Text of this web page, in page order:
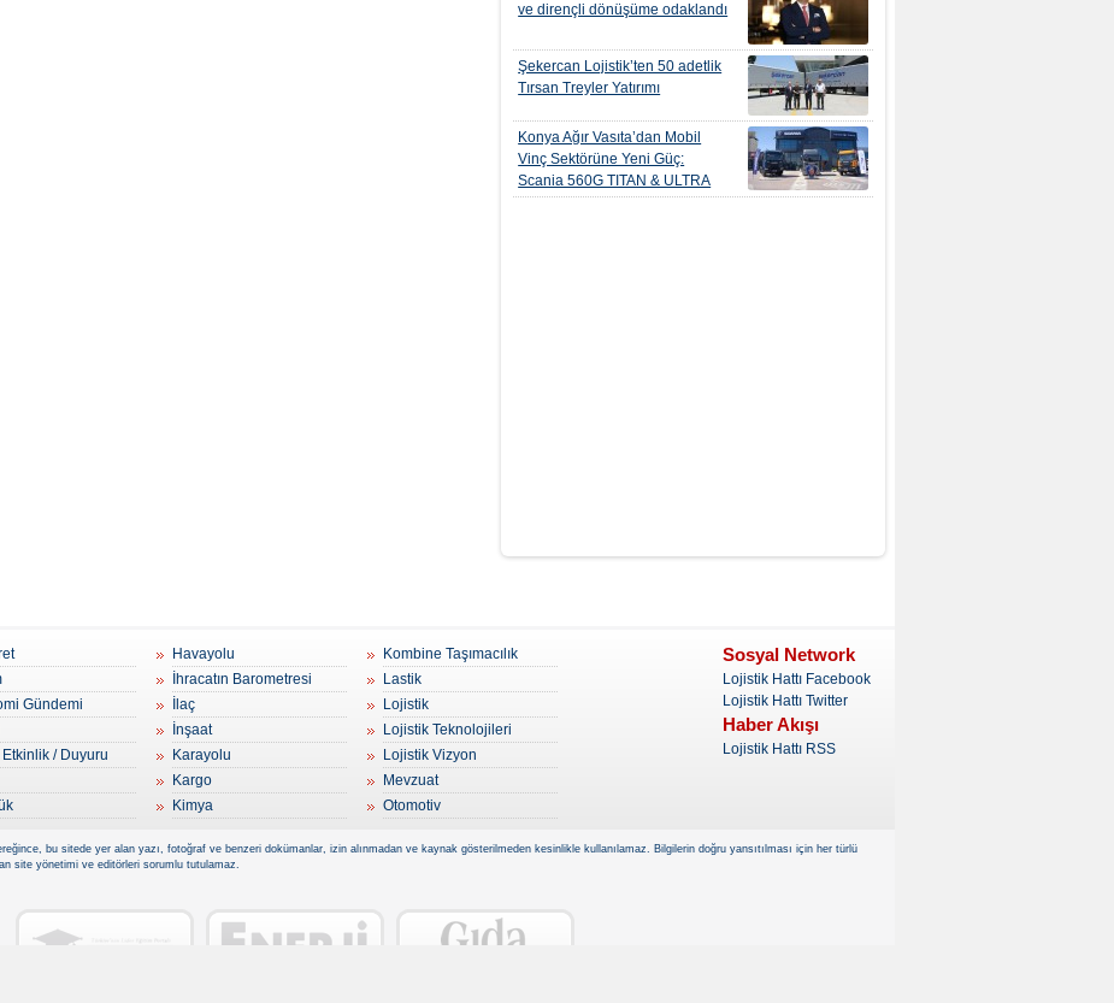
ve dirençli dönüşüme odaklandı
Şekercan Lojistik’ten 50 adetlik
Tırsan Treyler Yatırımı
Konya Ağır Vasıta’dan Mobil
Vinç Sektörüne Yeni Güç:
Scania 560G TITAN & ULTRA
Gündemi
Etkinlik / Duyuru
Havayolu
İhracatın Barometresi
İlaç
İnşaat
Karayolu
Kargo
Kimya
Kombine Taşımacılık
Lastik
Lojistik
Lojistik Teknolojileri
Lojistik Vizyon
Mevzuat
Otomotiv
Sosyal Network
Lojistik Hattı Facebook
Lojistik Hattı Twitter
Haber Akışı
Lojistik Hattı RSS
bu sitede yer alan yazı, fotoğraf ve benzeri dokümanlar, izin alınmadan ve kaynak gösterilmeden kesinlikle kullanılamaz. Bilgilerin doğru yansıtılması için her türlü
site yönetimi ve editörleri sorumlu tutulamaz.